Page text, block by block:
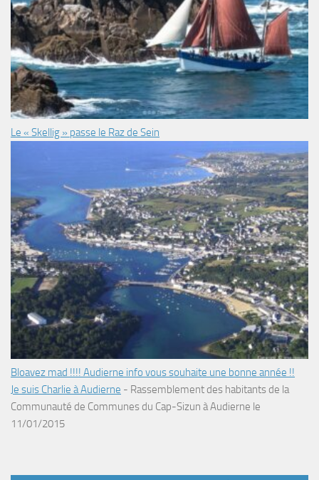
Le « Skellig » passe le Raz de Sein
Bloavez mad !!!! Audierne info vous souhaite une bonne année !!
Je suis Charlie à Audierne - Rassemblement des habitants de la
Communauté de Communes du Cap-Sizun à Audierne le
11/01/2015